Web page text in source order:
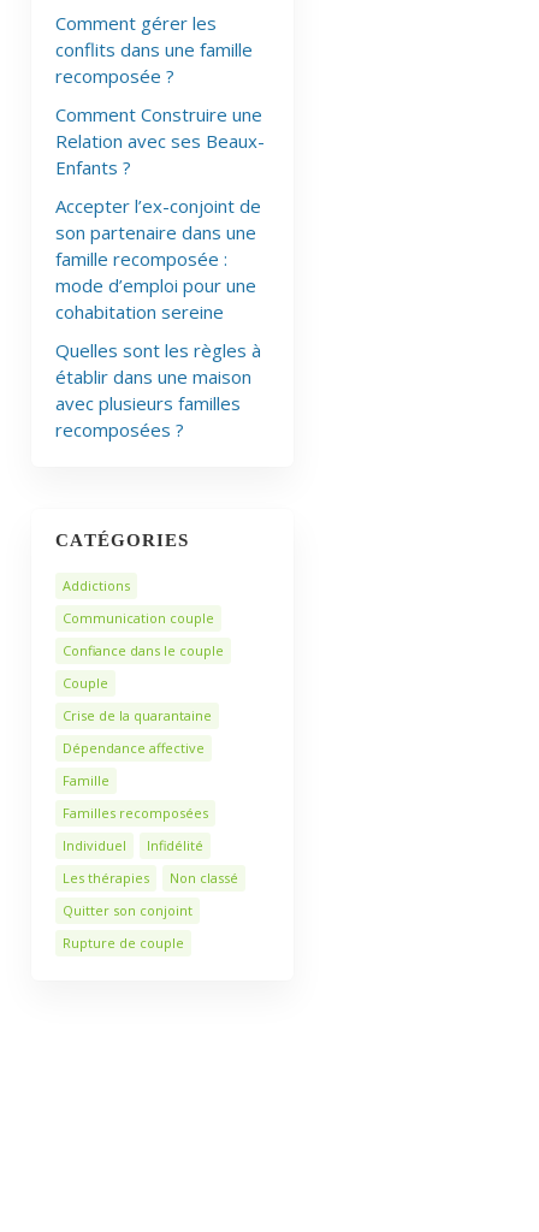
Comment gérer les
conflits dans une famille
recomposée ?
Comment Construire une
Relation avec ses Beaux-
Enfants ?
Accepter l’ex-conjoint de
son partenaire dans une
famille recomposée :
mode d’emploi pour une
cohabitation sereine
Quelles sont les règles à
établir dans une maison
avec plusieurs familles
recomposées ?
CATÉGORIES
Addictions
Communication couple
Confiance dans le couple
Couple
Crise de la quarantaine
Dépendance affective
Famille
Familles recomposées
Individuel
Infidélité
Les thérapies
Non classé
Quitter son conjoint
Rupture de couple